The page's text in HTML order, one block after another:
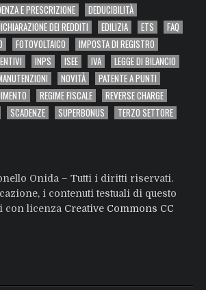
E PRESCRIZIONE
DEDUCIBILITÀ
DEI REDDITI EDILIZIA ETS
FAQ
FOTOVOLTAICO
IMPOSTA DI REGISTRO
INPS ISEE IVA
LEGGE DI BILANCIO
NOVITÀ
PATENTE A PUNTI
REGIME FISCALE
REVERSE CHARGE
SCADENZE SUPERBONUS
TERZO SETTORE
Onida – Tutti i diritti riservati.
i contenuti testuali di questo
con licenza Creative Commons CC